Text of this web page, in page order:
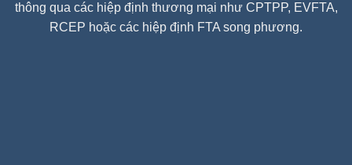
thông qua các hiệp định thương mại như CPTPP, EVFTA,
RCEP hoặc các hiệp định FTA song phương.